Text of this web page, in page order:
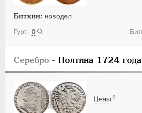
Биткин: новодел
0
Серебро - Полтина 1724 года
Цены 6